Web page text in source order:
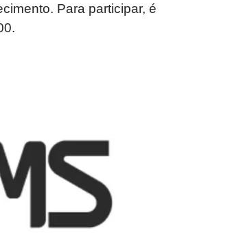
Para participar, é